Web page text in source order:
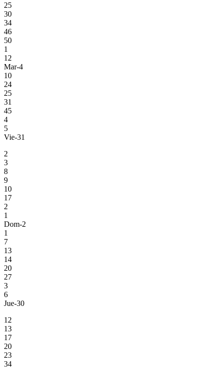
25
30
34
46
50
1
12
Mar-4
10
24
25
31
45
4
5
Vie-31
2
3
8
9
10
17
2
1
Dom-2
1
7
13
14
20
27
3
6
Jue-30
12
13
17
20
23
34